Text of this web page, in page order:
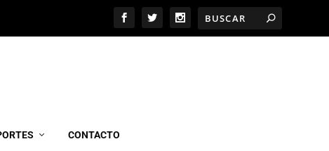
CONTACTO